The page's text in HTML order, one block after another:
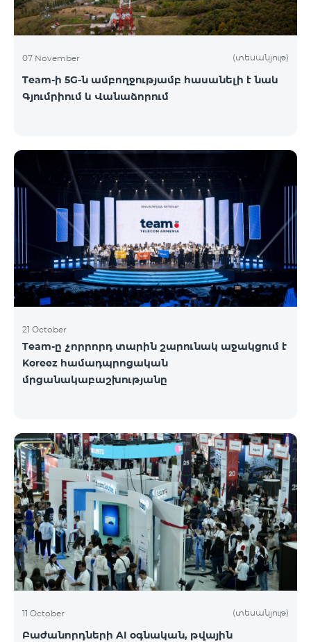
07 November (տեսանյութ)
Team-ի 5G-ն ամբողջությամբ հասանելի է նաև
Գյումրիում և Վանաձորում
21 October
Team-ը չորրորդ տարին շարունակ աջակցում է
Koreez համադպրոցական
մրցանակաբաշխությանը
11 October (տեսանյութ)
Բաժանորդների AI օգնական, թվային